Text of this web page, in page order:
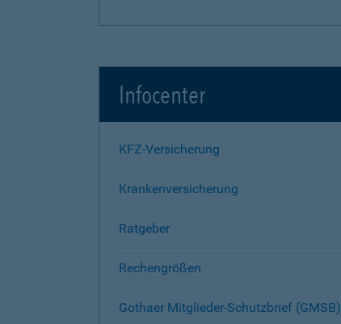
Infocenter
KFZ-Versicherung
Krankenversicherung
Ratgeber
Rechengrößen
Gothaer Mitglieder-Schutzbrief (GMSB)